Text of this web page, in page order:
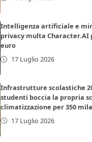
Intelligenza artificiale e
privacy multa Character.AI
euro
17 Luglio 2026
Infrastrutture scolastiche
studenti boccia la propria
climatizzazione per 350
17 Luglio 2026